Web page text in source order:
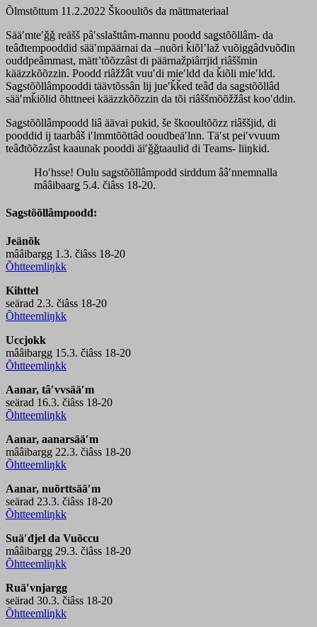
Õlmstõttum 11.2.2022 Škooultõs da mättmateriaal
Sääʹmteʹǧǧ reäšš pâʹsslašttâm-mannu poodd saǥstõõllâm- da
teâđtempooddid sääʹmpäärnai da –nuõri ǩiõlʼlaž vuõiggâdvuõđin
ouddpeâmmast, mättʼtõõzzâst di päärnažpiârrjid riâššmin
kääzzkõõzzin. Poodd riâžžât vuuʹdi mieʹldd da ǩiõli mieʹldd.
Saǥstõõllâmpooddi täävtõssân lij jueʹǩǩed teâđ da saǥstõõllâd
sääʹmǩiõlid õhttneei kääzzkõõzzin da tõi riâššmõõžžâst kooʹddin.
Saǥstõõllâmpoodd liâ äävai pukid, še škooultõõzz riâššjid, di
pooddid ij taarbâš iʹlmmtõõttâd ooudbeäʹlnn. Täʹst peiʹvvuum
teâđtõõzzâst kaaunak pooddi äiʹǧǧtaaulid di Teams- liiŋkid.
Hoʹhsse! Oulu saǥstõõllâmpodd sirddum ââʹnnemnalla
mââibaarǥ 5.4. čiâss 18-20.
Saǥstõõllâmpoodd:
Jeänõk
mââibargg 1.3. čiâss 18-20
Õhtteemliŋkk
Kihttel
seärad 2.3. čiâss 18-20
Õhtteemliŋkk
Uccjokk
mââibargg 15.3. čiâss 18-20
Õhtteemliŋkk
Aanar, tâʹvvsääʹm
seärad 16.3. čiâss 18-20
Õhtteemliŋkk
Aanar, aanarsääʹm
mââibargg 22.3. čiâss 18-20
Õhtteemliŋkk
Aanar, nuõrttsääʹm
seärad 23.3. čiâss 18-20
Õhtteemliŋkk
Suäʹđjel da Vuõccu
mââibargg 29.3. čiâss 18-20
Õhtteemliŋkk
Ruäʹvnjargg
seärad 30.3. čiâss 18-20
Õhtteemliŋkk